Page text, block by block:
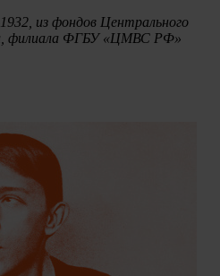
из фондов Центрального
филиала ФГБУ «ЦМВС РФ»